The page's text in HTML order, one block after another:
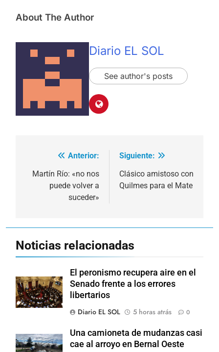
About The Author
Diario EL SOL
See author's posts
Navegación
de
entradas
Anterior:
Martín Río: «no nos
puede volver a
suceder»
Siguiente:
Clásico amistoso con
Quilmes para el Mate
Noticias relacionadas
El peronismo recupera aire en el
Senado frente a los errores
libertarios
Diario EL SOL
5 horas atrás 0
Una camioneta de mudanzas casi
cae al arroyo en Bernal Oeste